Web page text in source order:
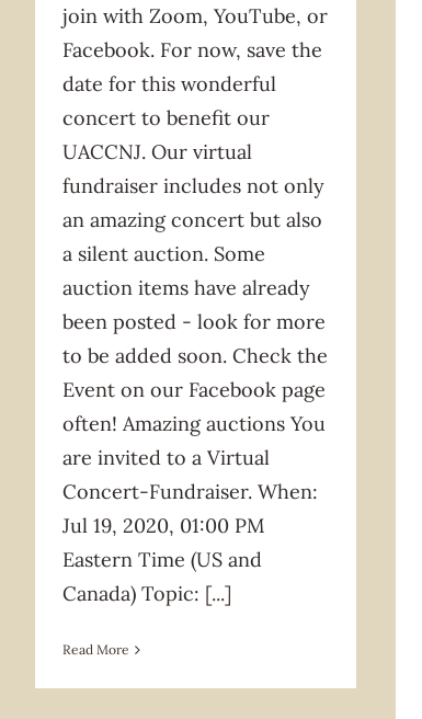
join with Zoom, YouTube, or
Facebook. For now, save the
date for this wonderful
concert to benefit our
UACCNJ. Our virtual
fundraiser includes not only
an amazing concert but also
a silent auction. Some
auction items have already
been posted - look for more
to be added soon. Check the
Event on our Facebook page
often! Amazing auctions You
are invited to a Virtual
Concert-Fundraiser. When:
Jul 19, 2020, 01:00 PM
Eastern Time (US and
Canada) Topic: [...]
Read More